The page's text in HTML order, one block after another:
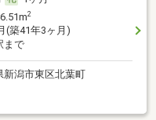
2
(築41年3ヶ月)
まで
新潟市東区北葉町